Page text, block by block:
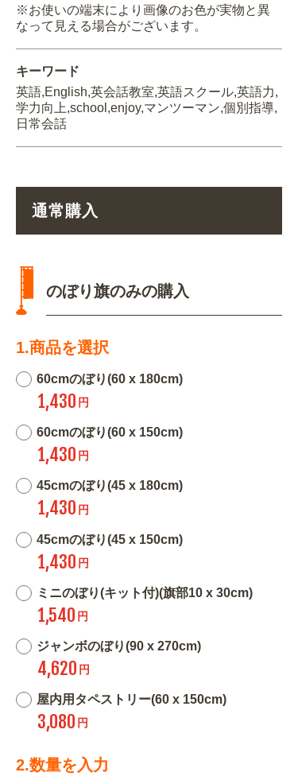
※お使いの端末により画像のお色が実物と異
なって見える場合がございます。
キーワード
英語,English,英会話教室,英語スクール,英語力,
学力向上,school,enjoy,マンツーマン,個別指導,
日常会話
通常購入
のぼり旗のみの購入
1.商品を選択
60cmのぼり(60 x 180cm)
1,430 円
60cmのぼり(60 x 150cm)
1,430 円
45cmのぼり(45 x 180cm)
1,430 円
45cmのぼり(45 x 150cm)
1,430 円
ミニのぼり(キット付)(旗部10 x 30cm)
1,540 円
ジャンボのぼり(90 x 270cm)
4,620 円
屋内用タペストリー(60 x 150cm)
3,080 円
2.数量を入力